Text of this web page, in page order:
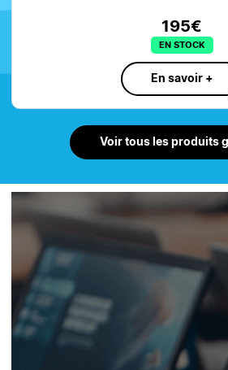
Voir tous les produits
Entrées par catégories